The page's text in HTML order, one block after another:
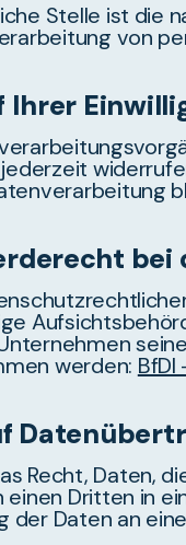
Stelle ist die
von
Ihrer
bei
werden:
Recht, Daten,
einen Dritten in
der Daten an